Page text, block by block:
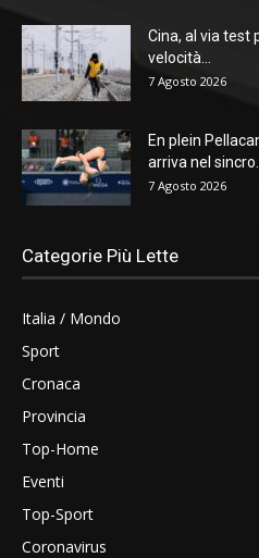
Cina, al via test
velocità...
7 Agosto 2026
En plein
arriva nel sincro...
7 Agosto 2026
Categorie Più Lette
Italia / Mondo
Sport
Cronaca
Provincia
Top-Home
Eventi
Top-Sport
Coronavirus